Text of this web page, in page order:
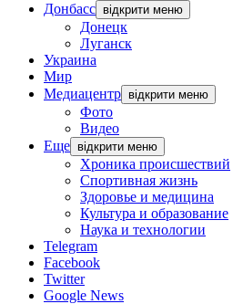
Донбасс відкрити меню
Донецк
Луганск
Украина
Мир
Медиацентр відкрити меню
Фото
Видео
Еще відкрити меню
Хроника происшествий
Спортивная жизнь
Здоровье и медицина
Культура и образование
Наука и технологии
Telegram
Facebook
Twitter
Google News